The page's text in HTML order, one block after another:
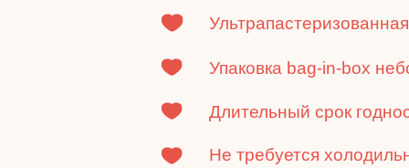
Упаковка bag-in-box
Длительный срок
Не требуется